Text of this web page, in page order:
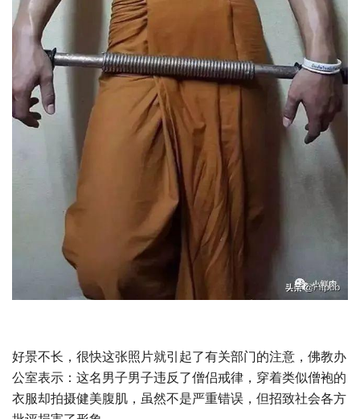
好景不长，很快这张照片就引起了有关部门的注意，佛教办
公室表示：这名男子男子违反了僧侣戒律，穿着类似僧袍的
衣服却拍摄健美腹肌，虽然不是严重错误，但招致社会各方